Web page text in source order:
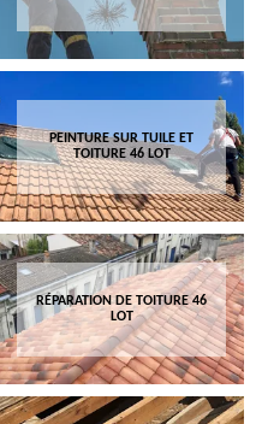
PEINTURE SUR TUILE ET
TOITURE 46 LOT
RÉPARATION DE TOITURE 46
LOT